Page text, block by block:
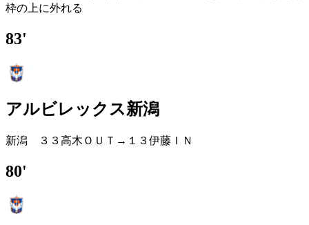
枠の上に外れる
83'
アルビレックス新潟
新潟 ３３高木ＯＵＴ→１３伊藤ＩＮ
80'